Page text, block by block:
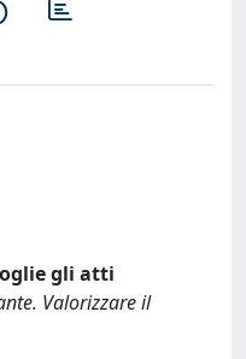
gli atti
Valorizzare il